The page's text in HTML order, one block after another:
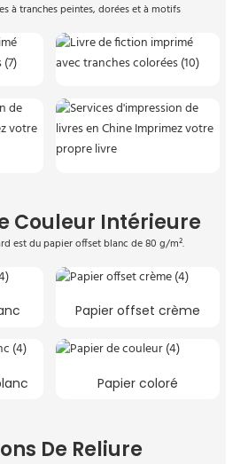
à tranches peintes, dorées et à motifs
Couleur Intérieure
est du papier offset blanc de 80 g/m².
Papier offset crème
Papier coloré
De Reliure